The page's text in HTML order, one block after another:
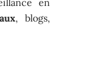
, blogs,